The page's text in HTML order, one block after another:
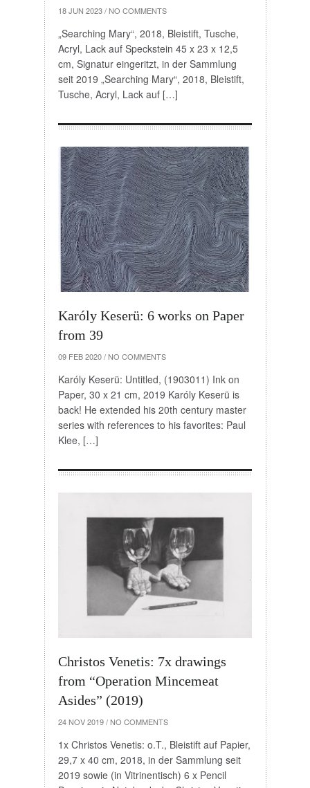
18 JUN 2023 / NO COMMENTS
„Searching Mary“, 2018, Bleistift, Tusche,
Acryl, Lack auf Speckstein 45 x 23 x 12,5
cm, Signatur eingeritzt, in der Sammlung
seit 2019 „Searching Mary“, 2018, Bleistift,
Tusche, Acryl, Lack auf […]
Karóly Keserü: 6 works on Paper
from 39
09 FEB 2020 / NO COMMENTS
Karóly Keserü: Untitled, (1903011) Ink on
Paper, 30 x 21 cm, 2019 Karóly Keserü is
back! He extended his 20th century master
series with references to his favorites: Paul
Klee, […]
Christos Venetis: 7x drawings
from “Operation Mincemeat
Asides” (2019)
24 NOV 2019 / NO COMMENTS
1x Christos Venetis: o.T., Bleistift auf Papier,
29,7 x 40 cm, 2018, in der Sammlung seit
2019 sowie (in Vitrinentisch) 6 x Pencil